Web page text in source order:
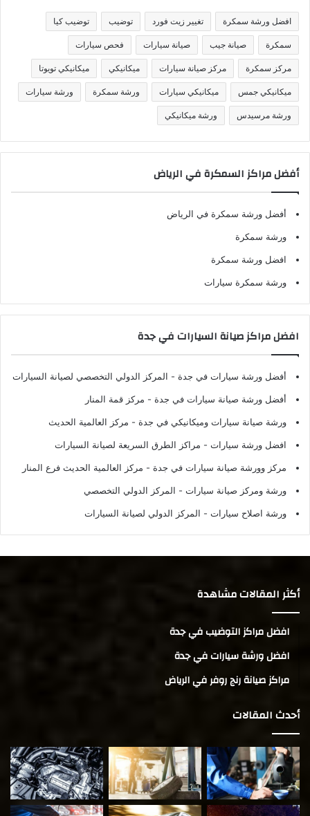
ف
ا
افضل ورشة سمكرة تغيير زيت فورد توضيب توضيب كيا
سمكرة صيانة جيب صيانة سيارات فحص سيارات
مركز سمكرة مركز صيانة سيارات ميكانيكي ميكانيكي تويوتا
ميكانيكي جمس ميكانيكي سيارات ورشة سمكرة ورشة سيارات
ورشة مرسيدس ورشة ميكانيكي
أفضل مراكز السمكرة في الرياض
أفضل ورشة سمكرة في الرياض
ورشة سمكرة
افضل ورشة سمكرة
ورشة سمكرة سيارات
افضل مراكز صيانة السيارات في جدة
أفضل ورشة سيارات في جدة - المركز الدولي التخصصي لصيانة السيارات
أفضل ورشة صيانة سيارات في جدة - مركز قمة المنار
ورشة صيانة سيارات وميكانيكي في جدة - مركز العالمية الحديث
افضل ورشة سيارات - مراكز الطرق السريعة لصيانة السيارات
مركز وورشة صيانة سيارات في جدة - مركز العالمية الحديث فرع المنار
ورشة ومركز صيانة سيارات - المركز الدولي التخصصي
ورشة اصلاح سيارات - المركز الدولي لصيانة السيارات
أكثر المقالات مشاهدة
افضل مراكز التوضيب في جدة
افضل ورشة سيارات في جدة
مراكز صيانة رنج روفر في الرياض
أحدث المقالات